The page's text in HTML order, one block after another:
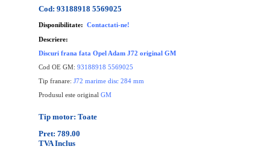
Cod: 93188918 5569025
Disponibilitate: Contactati-ne!
Descriere:
Discuri frana fata Opel Adam J72 original GM
Cod OE GM: 93188918 5569025
Tip franare: J72 marime disc 284 mm
Produsul este original GM
Tip motor: Toate
Pret: 789.00
TVA Inclus